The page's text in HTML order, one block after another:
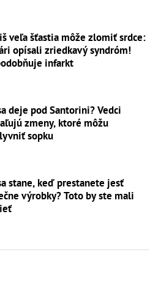
veľa šťastia môže zlomiť srdce:
opísali zriedkavý syndróm!
infarkt
deje pod Santorini? Vedci
zmeny, ktoré môžu
sopku
stane, keď prestanete jesť
výrobky? Toto by ste mali